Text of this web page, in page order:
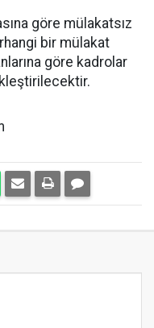
göre mülakatsız
bir mülakat
göre kadrolar